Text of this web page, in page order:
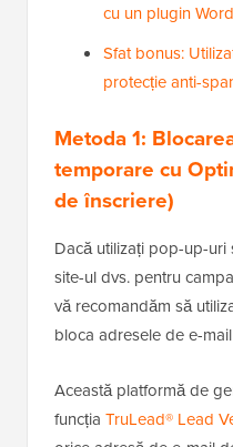
cu un plugin
Sfat bonus:
protecție anti-
Metoda 1:
temporare cu
de înscriere)
Dacă utilizați pop-up-
site-ul dvs. pentru
vă recomandăm să
bloca adresele de e-
Această platformă de
funcția TruLead® Lead